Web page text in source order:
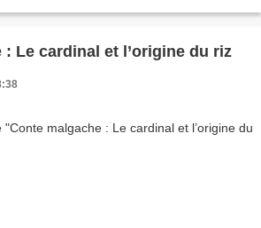
: Le cardinal et l’origine du riz